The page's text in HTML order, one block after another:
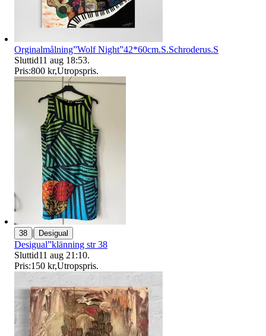
Orginalmålning”Wolf Night”42*60cm.S.Schroderus.S
Sluttid11 aug 18:53.
Pris:800 kr,Utropspris.
38 | Desigual
Desigual”klänning str 38
Sluttid11 aug 21:10.
Pris:150 kr,Utropspris.